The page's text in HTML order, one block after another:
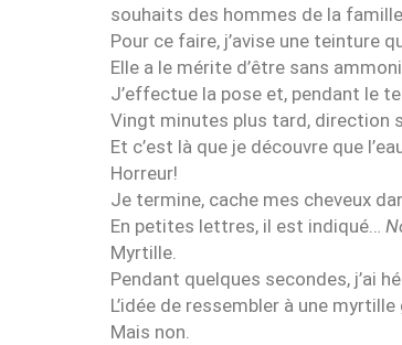
souhaits des hommes de la
Pour ce faire, j’avise une teinture
Elle a le mérite d’être sans
J’effectue la pose et, pendant le
Vingt minutes plus tard, direction
Et c’est là que je découvre que
Horreur!
Je termine, cache mes cheveux
En petites lettres, il est indiqué…
Myrtille.
Pendant quelques secondes, j’ai
L’idée de ressembler à une
Mais non.